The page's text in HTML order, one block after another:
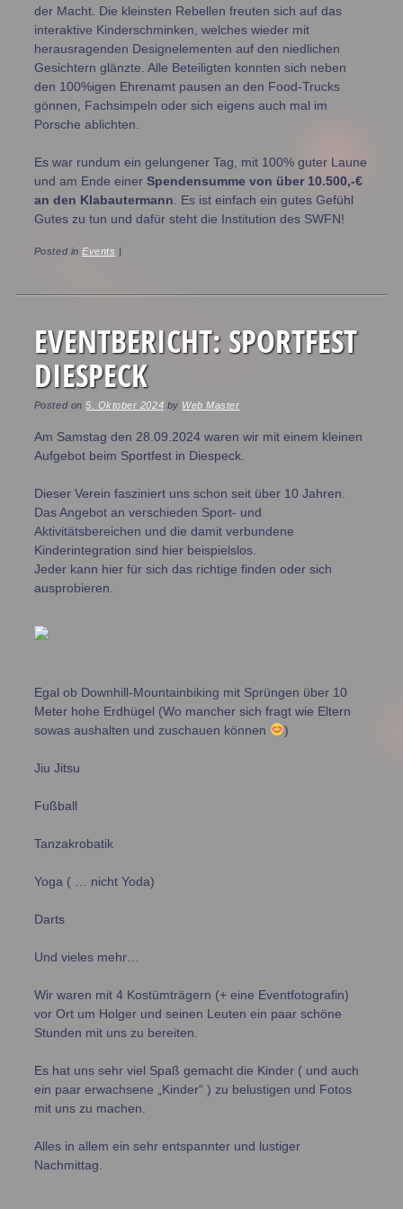
der Macht. Die kleinsten Rebellen freuten sich auf das
interaktive Kinderschminken, welches wieder mit
herausragenden Designelementen auf den niedlichen
Gesichtern glänzte. Alle Beteiligten konnten sich neben
den 100%igen Ehrenamt pausen an den Food-Trucks
gönnen, Fachsimpeln oder sich eigens auch mal im
Porsche ablichten.
Es war rundum ein gelungener Tag, mit 100% guter Laune
und am Ende einer Spendensumme von über 10.500,-€
an den Klabautermann . Es ist einfach ein gutes Gefühl
Gutes zu tun und dafür steht die Institution des SWFN!
Posted inEvents |
EVENTBERICHT: SPORTFEST
DIESPECK
Posted on5. Oktober 2024 by Web Master
Am Samstag den 28.09.2024 waren wir mit einem kleinen
Aufgebot beim Sportfest in Diespeck.
Dieser Verein fasziniert uns schon seit über 10 Jahren.
Das Angebot an verschieden Sport- und
Aktivitätsbereichen und die damit verbundene
Kinderintegration sind hier beispielslos.
Jeder kann hier für sich das richtige finden oder sich
ausprobieren.
Egal ob Downhill-Mountainbiking mit Sprüngen über 10
Meter hohe Erdhügel (Wo mancher sich fragt wie Eltern
sowas aushalten und zuschauen können
)
Jiu Jitsu
Fußball
Tanzakrobatik
Yoga ( … nicht Yoda)
Darts
Und vieles mehr…
Wir waren mit 4 Kostümträgern (+ eine Eventfotografin)
vor Ort um Holger und seinen Leuten ein paar schöne
Stunden mit uns zu bereiten.
Es hat uns sehr viel Spaß gemacht die Kinder ( und auch
ein paar erwachsene „Kinder“ ) zu belustigen und Fotos
mit uns zu machen.
Alles in allem ein sehr entspannter und lustiger
Nachmittag.